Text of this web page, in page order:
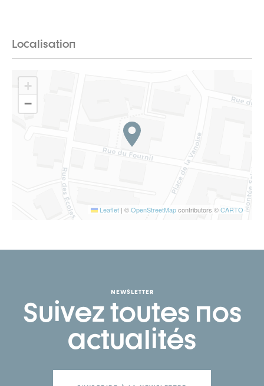
Localisation
+
−
Leaflet | ©OpenStreetMapcontributors ©CARTO
NEWSLETTER
Suivez toutes nos
actualités